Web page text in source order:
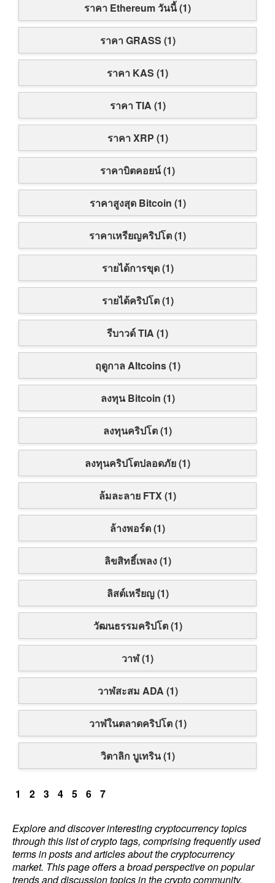
ราคา Ethereum วันนี้ (1)
ราคา GRASS (1)
ราคา KAS (1)
ราคา TIA (1)
ราคา XRP (1)
ราคาบิตคอยน์ (1)
ราคาสูงสุด Bitcoin (1)
ราคาเหรียญคริปโต (1)
รายได้การขุด (1)
รายได้คริปโต (1)
รีบาวด์ TIA (1)
ฤดูกาล Altcoins (1)
ลงทุน Bitcoin (1)
ลงทุนคริปโต (1)
ลงทุนคริปโตปลอดภัย (1)
ล้มละลาย FTX (1)
ล้างพอร์ต (1)
ลิขสิทธิ์เพลง (1)
ลิสต์เหรียญ (1)
วัฒนธรรมคริปโต (1)
วาฬ (1)
วาฬสะสม ADA (1)
วาฬในตลาดคริปโต (1)
วิตาลิก บูเทริน (1)
1 2 3 4 5 6 7
Explore and discover interesting cryptocurrency topics
through this list of crypto tags, comprising frequently used
terms in posts and articles about the cryptocurrency
market. This page offers a broad perspective on popular
trends and discussion topics in the crypto community.